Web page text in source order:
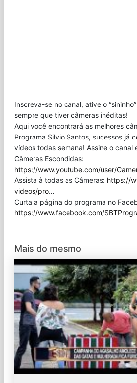
Inscreva-se no canal, ative o
sempre que tiver câmeras inéditas!
Aqui você encontrará as melhores
Programa Silvio Santos, sucessos já
vídeos todas semana! Assine o canal
Câmeras Escondidas:
https://www.youtube.com/user/
Assista à todas as Câmeras: https://
videos/pro…
Curta a página do programa no
https://www.facebook.com/
Mais do mesmo